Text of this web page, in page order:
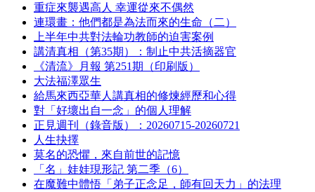
重症來襲遇高人 幸運從來不偶然
連環畫：他們都是為法而來的生命（二）
上半年中共對法輪功教師的迫害案例
講清真相（第35期）：制止中共活摘器官
《清流》月報 第251期（印刷版）
大法福澤眾生
給馬來西亞華人講真相的修煉經歷和心得
對「好壞出自一念」的個人理解
正見週刊（錄音版）：20260715-20260721
人生抉擇
莫名的恐懼，來自前世的記憶
「名」娃娃現形記 第二季（6）
在魔難中體悟「弟子正念足，師有回天力」的法理